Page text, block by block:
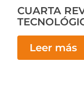
CUARTA
Leer más